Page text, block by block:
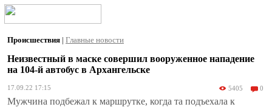
Происшествия | Главные новости
Неизвестный в маске совершил вооруженное нападение
на 104-й автобус в Архангельске
17.09.22 17:15 5405 0
Мужчина подбежал к маршрутке, когда та подъехала к